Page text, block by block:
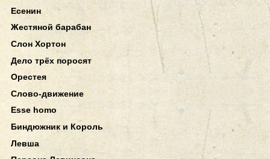
Есенин
Жестяной барабан
Слон Хортон
Дело трёх поросят
Орестея
Слово-движение
Esse homo
Биндюжник и Король
Левша